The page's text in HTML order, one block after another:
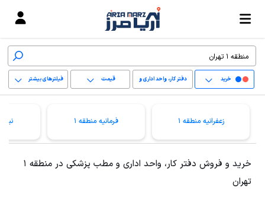
خرید دفتر کار، واحد اداری و
مطب پزشکی
قیمت فیلترهای بیشتر
پاک کردن محدوده
زعفرانیه منطقه 1 فرمانیه منطقه 1
خرید و فروش دفتر کار، واحد اداری و مطب پزشکی در منطقه 1
تهران